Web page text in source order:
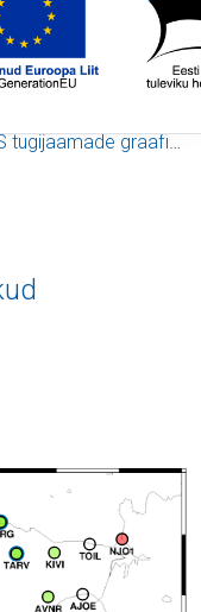
tugijaamade graafikud